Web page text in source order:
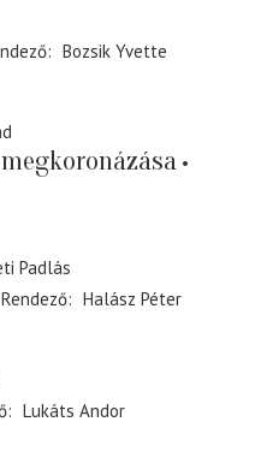
Bozsik Yvette
Padlás
Rendező
Halász Péter
Lukáts Andor